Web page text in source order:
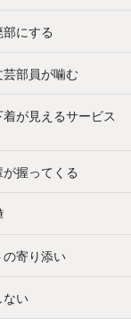
にする
部員が噛む
が見えるサービス
握ってくる
寄り添い
い